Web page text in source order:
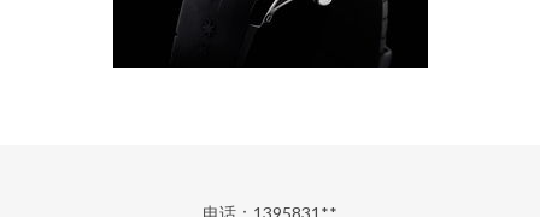
电话：1395831**